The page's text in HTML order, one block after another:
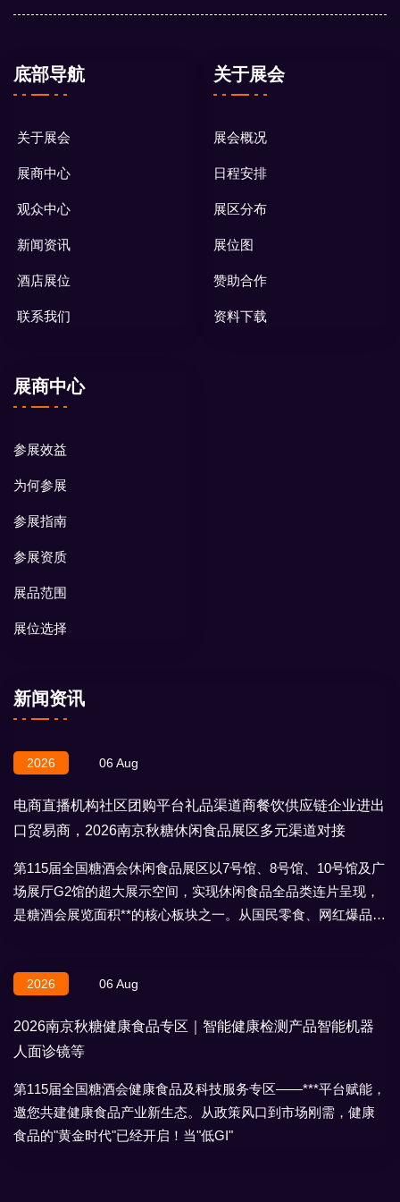
底部导航
关于展会
展商中心
观众中心
新闻资讯
酒店展位
联系我们
关于展会
展会概况
日程安排
展区分布
展位图
赞助合作
资料下载
展商中心
参展效益
为何参展
参展指南
参展资质
展品范围
展位选择
新闻资讯
2026 06 Aug
电商直播机构社区团购平台礼品渠道商餐饮供应链企业进出
口贸易商，2026南京秋糖休闲食品展区多元渠道对接
第115届全国糖酒会休闲食品展区以7号馆、8号馆、10号馆及广
场展厅G2馆的超大展示空间，实现休闲食品全品类连片呈现，
是糖酒会展览面积**的核心板块之一。从国民零食、网红爆品到
2026 06 Aug
2026南京秋糖健康食品专区｜智能健康检测产品智能机器
人面诊镜等
第115届全国糖酒会健康食品及科技服务专区——***平台赋能，
邀您共建健康食品产业新生态。从政策风口到市场刚需，健康
食品的"黄金时代"已经开启！当"低GI"